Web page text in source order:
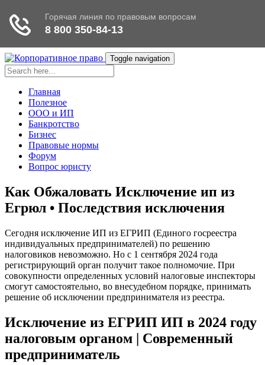
Toggle navigation
Главная
Полезное
ООО и ИП
Банкротство
Бизнес
Правовые нормы
Форум
Вопрос юристу
Как Обжаловать Исключение ип из
Егрюл • Последствия исключения
Сегодня исключение ИП из ЕГРИП (Единого госреестра
индивидуальных предпринимателей) по решению
налоговиков невозможно. Но с 1 сентября 2024 года
регистрирующий орган получит такое полномочие. При
совокупности определенных условий налоговые инспекторы
смогут самостоятельно, во внесудебном порядке, принимать
решение об исключении предпринимателя из реестра.
Исключение из ЕГРИП ИП в 2024 году
налоговым органом | Современный
предприниматель